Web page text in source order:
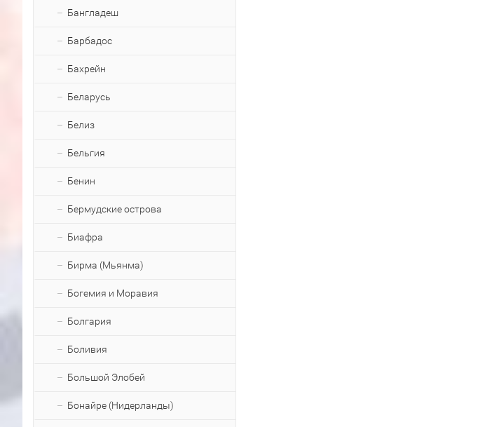
Бангладеш
Барбадос
Бахрейн
Беларусь
Белиз
Бельгия
Бенин
Бермудские острова
Биафра
Бирма (Мьянма)
Богемия и Моравия
Болгария
Боливия
Большой Элобей
Бонайре (Нидерланды)